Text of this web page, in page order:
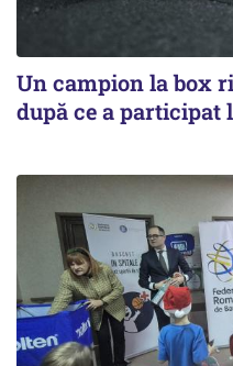
Un campion la box
după ce a participat